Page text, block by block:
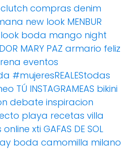
clutch compras denim
new look MENBUR
look boda mango night
MARY PAZ armario feliz
eventos
#mujeresREALEStodas
TÚ INSTAGRAMEAS bikini
debate inspiracion
playa recetas villa
online xti GAFAS DE SOL
boda camomilla milano